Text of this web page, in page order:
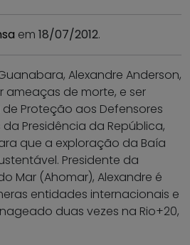
em 18/07/2012.
Alexandre Anderson,
ameaças de morte, e ser
Proteção aos Defensores
Presidência da República,
que a exploração da Baía
Presidente da
Mar (Ahomar), Alexandre é
entidades internacionais e
duas vezes na Rio+20,